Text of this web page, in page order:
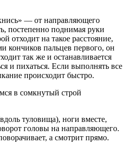
— от направляющего
постепенно поднимая руки
отходит на такое расстояние,
кончиков пальцев первого, он
так же и останавливается
и пихаться. Если выполнять все
происходит быстро.
в сомкнутый строй
туловища), ноги вместе,
головы на направляющего.
а смотрит прямо.